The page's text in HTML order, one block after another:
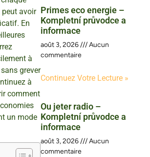
peut avoir
En
à
grever
à
comment
un mode
Primes eco energie –
Kompletní průvodce a
informace
août 3, 2026
Aucun
commentaire
Continuez Votre Lecture »
Ou jeter radio –
Kompletní průvodce a
informace
août 3, 2026
Aucun
commentaire